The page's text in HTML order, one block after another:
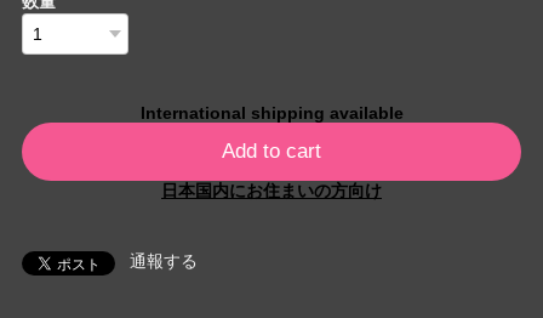
International shipping available
Add to cart
日本国内にお住まいの方向け
通報する